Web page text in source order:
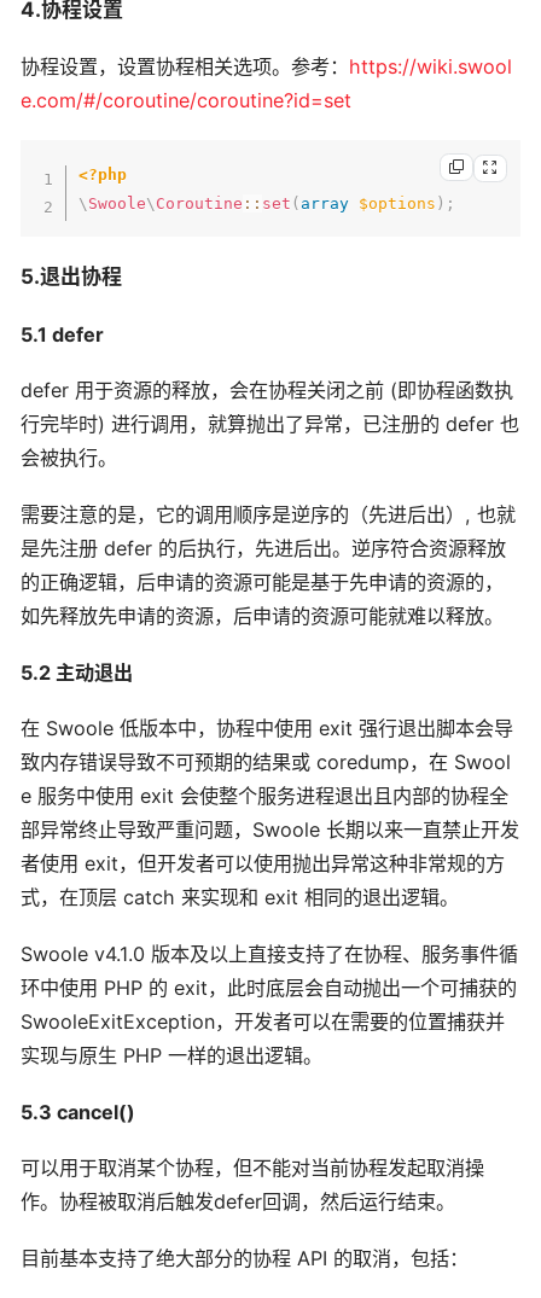
4.协程设置
协程设置，设置协程相关选项。参考： https://wiki.swool
e.com/#/coroutine/coroutine?id=set
<?php
\ Swoole\ Coroutine :: set ( array $options ) ;
5.退出协程
5.1 defer
defer 用于资源的释放，会在协程关闭之前 (即协程函数执
行完毕时) 进行调用，就算抛出了异常，已注册的 defer 也
会被执行。
需要注意的是，它的调用顺序是逆序的（先进后出）, 也就
是先注册 defer 的后执行，先进后出。逆序符合资源释放
的正确逻辑，后申请的资源可能是基于先申请的资源的，
如先释放先申请的资源，后申请的资源可能就难以释放。
5.2 主动退出
在 Swoole 低版本中，协程中使用 exit 强行退出脚本会导
致内存错误导致不可预期的结果或 coredump，在 Swool
e 服务中使用 exit 会使整个服务进程退出且内部的协程全
部异常终止导致严重问题，Swoole 长期以来一直禁止开发
者使用 exit，但开发者可以使用抛出异常这种非常规的方
式，在顶层 catch 来实现和 exit 相同的退出逻辑。
Swoole v4.1.0 版本及以上直接支持了在协程、服务事件循
环中使用 PHP 的 exit，此时底层会自动抛出一个可捕获的
SwooleExitException，开发者可以在需要的位置捕获并
实现与原生 PHP 一样的退出逻辑。
5.3 cancel()
可以用于取消某个协程，但不能对当前协程发起取消操
作。协程被取消后触发defer回调，然后运行结束。
目前基本支持了绝大部分的协程 API 的取消，包括：